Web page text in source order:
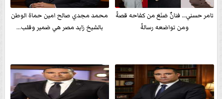
تامر حسني… فنانٌ صَنَعَ من كفاحه قصةً
ومن تواضعه رسالةً
محمد مجدي صالح امين حماة الوطن
بالشيخ زايد مصر هي ضمير وقلب...